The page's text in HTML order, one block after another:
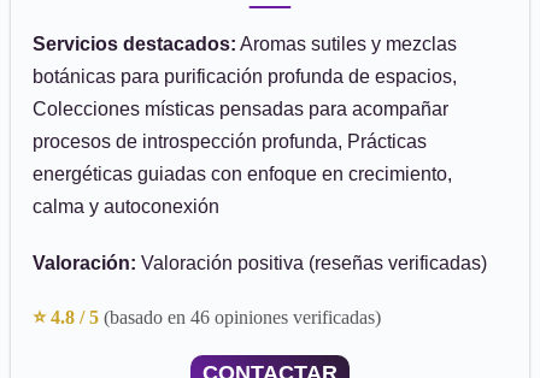
Servicios destacados: Aromas sutiles y mezclas
botánicas para purificación profunda de espacios,
Colecciones místicas pensadas para acompañar
procesos de introspección profunda, Prácticas
energéticas guiadas con enfoque en crecimiento,
calma y autoconexión
Valoración: Valoración positiva (reseñas verificadas)
⭐ 4.8 / 5 (basado en 46 opiniones verificadas)
CONTACTAR